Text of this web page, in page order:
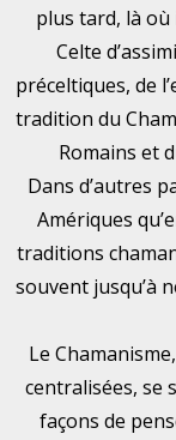
plus tard, là où
Celte
préceltiques, de
tradition du
Romains et
Dans d’autres
Amériques
traditions
souvent jusqu’à
Le
centralisées, se
façons de